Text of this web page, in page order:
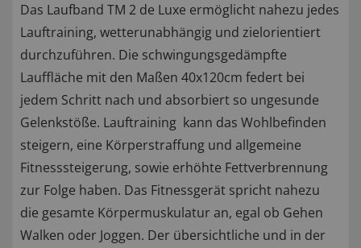
Das Laufband TM 2 de Luxe ermöglicht nahezu jedes
Lauftraining, wetterunabhängig und zielorientiert
durchzuführen. Die schwingungsgedämpfte
Lauffläche mit den Maßen 40x120cm federt bei
jedem Schritt nach und absorbiert so ungesunde
Gelenkstöße. Lauftraining kann das Wohlbefinden
steigern, eine Körperstraffung und allgemeine
Fitnesssteigerung, sowie erhöhte Fettverbrennung
zur Folge haben. Das Fitnessgerät spricht nahezu
die gesamte Körpermuskulatur an, egal ob Gehen
Walken oder Joggen. Der übersichtliche und in der